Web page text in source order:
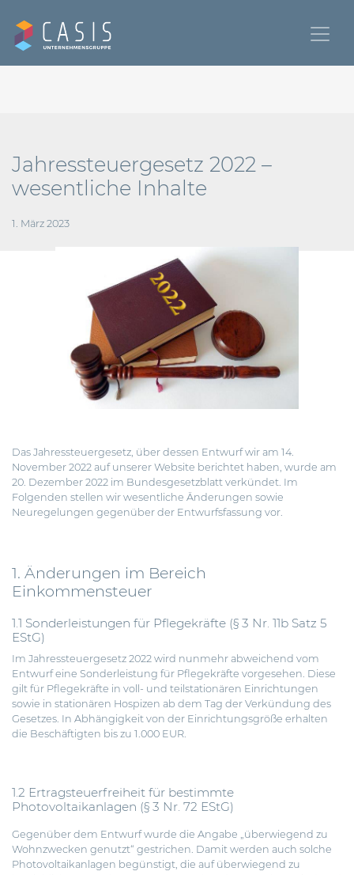
Jahressteuergesetz 2022 –
wesentliche Inhalte
1. März 2023
Das Jahressteuergesetz, über dessen Entwurf wir am 14.
November 2022 auf unserer Website berichtet haben, wurde am
20. Dezember 2022 im Bundesgesetzblatt verkündet. Im
Folgenden stellen wir wesentliche Änderungen sowie
Neuregelungen gegenüber der Entwurfsfassung vor.
1. Änderungen im Bereich
Einkommensteuer
1.1 Sonderleistungen für Pflegekräfte (§ 3 Nr. 11b Satz 5
EStG)
Im Jahressteuergesetz 2022 wird nunmehr abweichend vom
Entwurf eine Sonderleistung für Pflegekräfte vorgesehen. Diese
gilt für Pflegekräfte in voll- und teilstationären Einrichtungen
sowie in stationären Hospizen ab dem Tag der Verkündung des
Gesetzes. In Abhängigkeit von der Einrichtungsgröße erhalten
die Beschäftigten bis zu 1.000 EUR.
1.2 Ertragsteuerfreiheit für bestimmte
Photovoltaikanlagen (§ 3 Nr. 72 EStG)
Gegenüber dem Entwurf wurde die Angabe „überwiegend zu
Wohnzwecken genutzt“ gestrichen. Damit werden auch solche
Photovoltaikanlagen begünstigt, die auf überwiegend zu